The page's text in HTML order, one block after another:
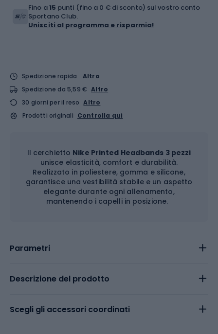
Fino a15 punti (fino a 0 € di sconto) sul vostro conto
Sportano Club.
Unisciti al programma e risparmia!
Spedizione rapida
Altro
Spedizione da 5,59 € Altro
30 giorni per il reso Altro
Prodotti originali Controlla qui
Il cerchietto Nike Printed Headbands 3 pezzi
unisce elasticità, comfort e durabilità.
Realizzato in poliestere, gomma e silicone,
garantisce una vestibilità stabile e un aspetto
elegante durante ogni allenamento,
mantenendo i capelli in posizione.
Parametri
Descrizione del prodotto
Scegli gli accessori coordinati